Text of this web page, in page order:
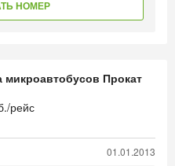
НОМЕР
микроавтобусов Прокат
рейс
01.01.2013